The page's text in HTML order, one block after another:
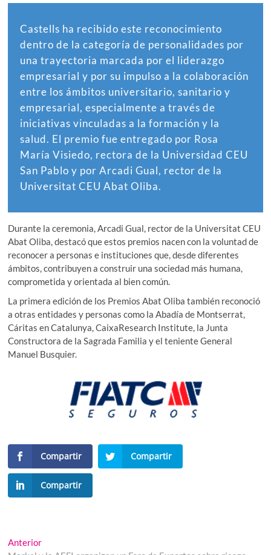
Castells ha recibido este reconocimiento
dentro de la categoría de personalidades por
una trayectoria marcada por el liderazgo
empresarial y por su impulso a la colaboración
entre los ámbitos universitario, sanitario y
empresarial, especialmente a través de
iniciativas vinculadas a la formación y la
salud. El premio fue entregado por Rosa
María Visiedo, rectora de la Universidad CEU
San Pablo y por Arcadi Gual, rector de la
Universitat CEU Abat Oliba.
Durante la ceremonia, Arcadi Gual, rector de la Universitat CEU
Abat Oliba, destacó que estos premios nacen con la voluntad de
reconocer a personas e instituciones que, desde diferentes
ámbitos, contribuyen a construir una sociedad más humana,
comprometida y orientada al bien común.
La primera edición de los Premios Abat Oliba también reconoció
a otras entidades y personas como la Abadía de Montserrat,
Cáritas en Catalunya, CaixaResearch Institute, la Junta
Constructora de la Sagrada Familia y el teniente General
Manuel Busquier.
Compartir Compartir
Compartir
Navegación
AnteriorEntrada